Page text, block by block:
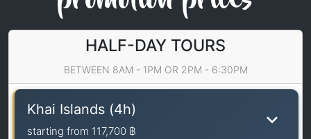
HALF-DAY TOURS
BETWEEN 8AM - 1PM OR 2PM - 6:30PM
Khai Islands (4h)
starting from 117,700 ฿